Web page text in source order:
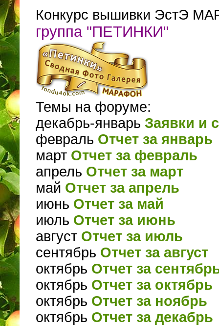
Конкурс вышивки ЭстЭ
группа "ПЕТИНКИ"
Темы на форуме:
декабрь-январь Заявки и
февраль Отчет за январь
март Отчет за февраль
апрель Отчет за март
май Отчет за апрель
июнь Отчет за май
июль Отчет за июнь
август Отчет за июль
сентябрь Отчет за август
октябрь Отчет за
октябрь Отчет за октябрь
октябрь Отчет за ноябрь
октябрь Отчет за декабрь